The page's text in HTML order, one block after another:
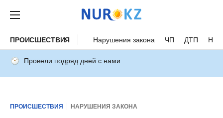
ПРОИСШЕСТВИЯ Нарушения закона ЧП ДТП
Провели подряд дней с нами
ПРОИСШЕСТВИЯ НАРУШЕНИЯ ЗАКОНА